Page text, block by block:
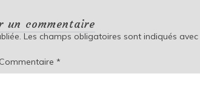
un commentaire
Les champs obligatoires sont indiqués avec
Commentaire *